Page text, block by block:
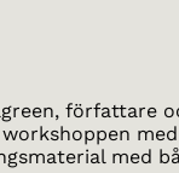
författare
med